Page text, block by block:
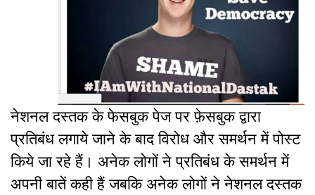
नेशनल दस्तक के फेसबुक पेज पर फ़ेसबुक द्वारा
प्रतिबंध लगाये जाने के बाद विरोध और समर्थन में पोस्ट
किये जा रहे हैं। अनेक लोगों ने प्रतिबंध के समर्थन में
अपनी बातें कही हैं जबकि अनेक लोगों ने नेशनल दस्तक